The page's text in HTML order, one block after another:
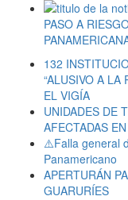
PASO A
132
“ALUSIVO A LA
EL VIGÍA
UNIDADES DE
AFECTADAS
⚠️Falla general
Panamericano
APERTURÁN
GUARURÍES